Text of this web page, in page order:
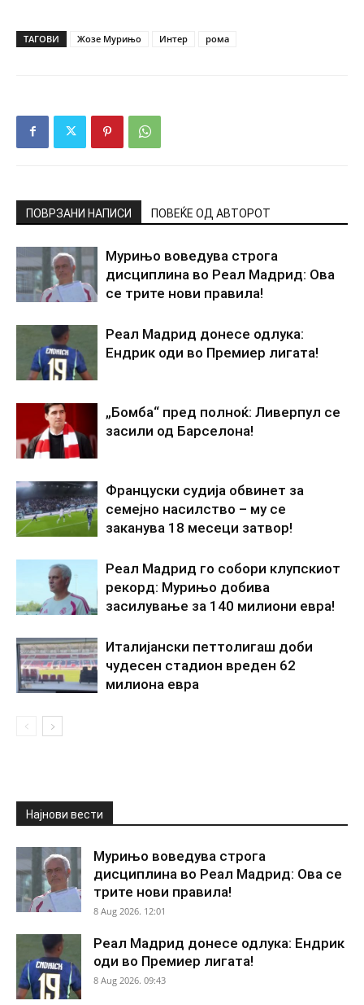
ТАГОВИ Жозе Мурињо Интер рома
ПОВРЗАНИ НАПИСИ ПОВЕЌЕ ОД АВТОРОТ
Мурињо воведува строга
дисциплина во Реал Мадрид: Ова
се трите нови правила!
Реал Мадрид донесе одлука:
Ендрик оди во Премиер лигата!
„Бомба“ пред полноќ: Ливерпул се
засили од Барселона!
Француски судија обвинет за
семејно насилство – му се
заканува 18 месеци затвор!
Реал Мадрид го собори клупскиот
рекорд: Мурињо добива
засилување за 140 милиони евра!
Италијански петтолигаш доби
чудесен стадион вреден 62
милиона евра
Најнови вести
Мурињо воведува строга
дисциплина во Реал Мадрид: Ова се
трите нови правила!
8 Aug 2026. 12:01
Реал Мадрид донесе одлука: Ендрик
оди во Премиер лигата!
8 Aug 2026. 09:43